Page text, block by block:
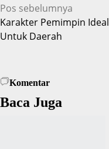
Navigasi
pos
Pos sebelumnya
Karakter Pemimpin Ideal
Untuk Daerah
Komentar
Baca Juga